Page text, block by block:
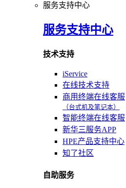
服务支持中心
服务支持中心
技术支持
iService
在线技术支持
商用终端在线客服
（台式机及笔记本）
智能终端在线客服
新华三服务APP
HPE产品支持中心
知了社区
自助服务